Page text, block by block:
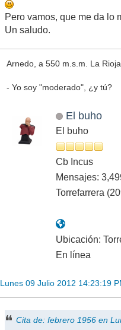
Pero vamos, que me da lo
Un saludo.
Arnedo, a 550 m.s.m. La
- Yo soy "moderado", ¿y tú?
El buho
El buho
Cb Incus
Mensajes:
Torrefarrera
Ubicación:
En línea
Lunes 09 Julio 2012 14:23:19
Cita de: febrero 1956 en